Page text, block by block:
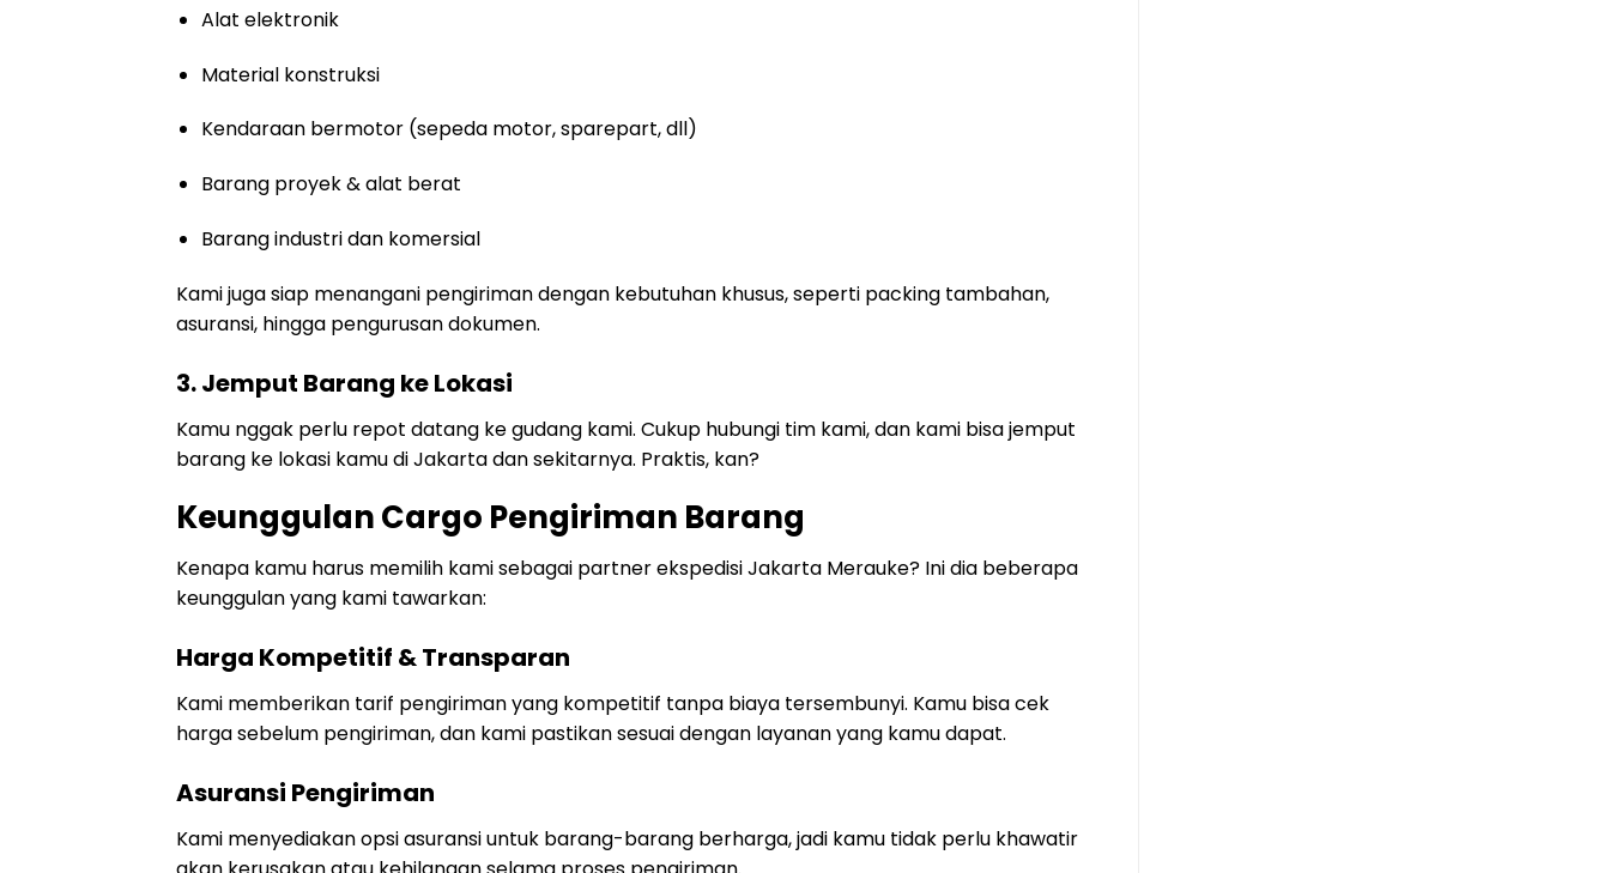
Alat elektronik
Material konstruksi
Kendaraan bermotor (sepeda motor, sparepart, dll)
Barang proyek & alat berat
Barang industri dan komersial
Kami juga siap menangani pengiriman dengan kebutuhan khusus, seperti packing tambahan,
asuransi, hingga pengurusan dokumen.
3. Jemput Barang ke Lokasi
Kamu nggak perlu repot datang ke gudang kami. Cukup hubungi tim kami, dan kami bisa jemput
barang ke lokasi kamu di Jakarta dan sekitarnya. Praktis, kan?
Keunggulan Cargo Pengiriman Barang
Kenapa kamu harus memilih kami sebagai partner ekspedisi Jakarta Merauke? Ini dia beberapa
keunggulan yang kami tawarkan:
Harga Kompetitif & Transparan
Kami memberikan tarif pengiriman yang kompetitif tanpa biaya tersembunyi. Kamu bisa cek
harga sebelum pengiriman, dan kami pastikan sesuai dengan layanan yang kamu dapat.
Asuransi Pengiriman
Kami menyediakan opsi asuransi untuk barang-barang berharga, jadi kamu tidak perlu khawatir